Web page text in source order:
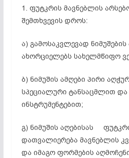
1. ფუტკრის მავნებლის
შემთხვევის დროს:
ა) გამოსაკვლევად ნიმუშების
ახორციელებს სახელმწიფო
ბ) ნიმუშის ამღები პირი
სპეციალური ტანსაცმლით
ინსტრუმენტებით;
გ) ნიმუშის აღებისას
დათვალიერება მავნებლის
და იმაგო ფორმების